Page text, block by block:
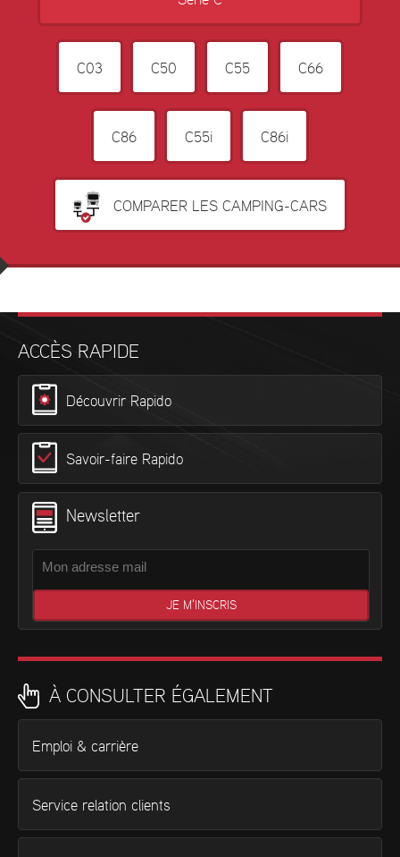
C03 C50 C55 C66
C86 C55i C86i
COMPARER LES CAMPING-CARS
ACCÈS RAPIDE
Découvrir Rapido
Savoir-faire Rapido
Newsletter
À CONSULTER ÉGALEMENT
Emploi & carrière
Service relation clients